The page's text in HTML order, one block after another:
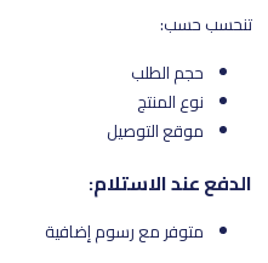
تنحسب حسب:
حجم الطلب
نوع المنتج
موقع التوصيل
الدفع عند الاستلام:
متوفر مع رسوم إضافية